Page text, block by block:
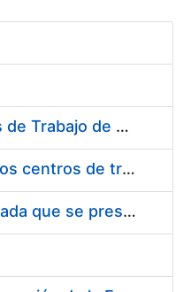
Suministro de Protectores Auditivos a medida para las personas trabajadoras de los Centros de Trabajo de Madrid y Burgos
Suministro de gafas graduadas antiproyecciones para los trabajadores de la FNMT-RCM en los centros de trabajo de Madrid y Burgos
Servicios de una empresa externa para el asesoramiento y resolución de los recursos de alzada que se presentan relacionados con procesos de selección para la FNMT-RCM